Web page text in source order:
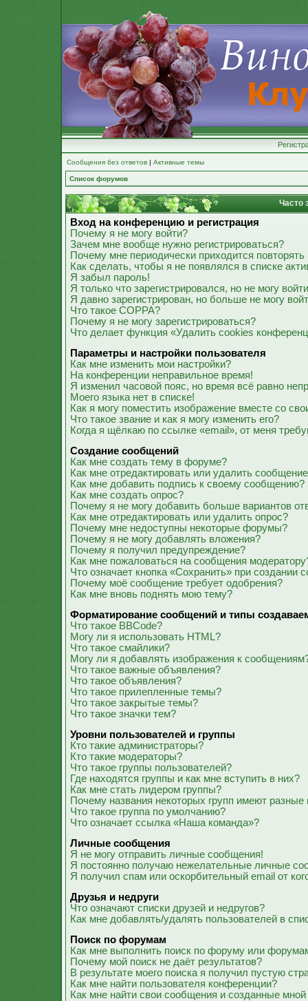
Сообщения без ответов | Активные темы
Список форумов
Часто
Вход на конференцию и регистрация
Почему я не могу войти?
Зачем мне вообще нужно регистрироваться?
Почему мне периодически приходится
Как сделать, чтобы я не появлялся в списке
Я забыл пароль!
Я только что зарегистрировался, но не могу
Я давно зарегистрирован, но больше не могу
Что такое COPPA?
Почему я не могу зарегистрироваться?
Что делает функция «Удалить cookies
Параметры и настройки пользователя
Как мне изменить мои настройки?
На конференции неправильное время!
Я изменил часовой пояс, но время всё равно
Моего языка нет в списке!
Как я могу поместить изображение вместе со
Что такое звание и как я могу изменить его?
Когда я щёлкаю по ссылке «email», от меня
Создание сообщений
Как мне создать тему в форуме?
Как мне отредактировать или удалить
Как мне добавить подпись к своему сообщению?
Как мне создать опрос?
Почему я не могу добавить больше вариантов
Как мне отредактировать или удалить опрос?
Почему мне недоступны некоторые форумы?
Почему я не могу добавлять вложения?
Почему я получил предупреждение?
Как мне пожаловаться на сообщения
Что означает кнопка «Сохранить» при создании
Почему моё сообщение требует одобрения?
Как мне вновь поднять мою тему?
Форматирование сообщений и типы
Что такое BBCode?
Могу ли я использовать HTML?
Что такое смайлики?
Могу ли я добавлять изображения к
Что такое важные объявления?
Что такое объявления?
Что такое прилепленные темы?
Что такое закрытые темы?
Что такое значки тем?
Уровни пользователей и группы
Кто такие администраторы?
Кто такие модераторы?
Что такое группы пользователей?
Где находятся группы и как мне вступить в них?
Как мне стать лидером группы?
Почему названия некоторых групп имеют разные
Что такое группа по умолчанию?
Что означает ссылка «Наша команда»?
Личные сообщения
Я не могу отправить личные сообщения!
Я постоянно получаю нежелательные личные
Я получил спам или оскорбительный email от
Друзья и недруги
Что означают списки друзей и недругов?
Как мне добавлять/удалять пользователей в
Поиск по форумам
Как мне выполнить поиск по форуму или
Почему мой поиск не даёт результатов?
В результате моего поиска я получил пустую
Как мне найти пользователя конференции?
Как мне найти свои сообщения и созданные